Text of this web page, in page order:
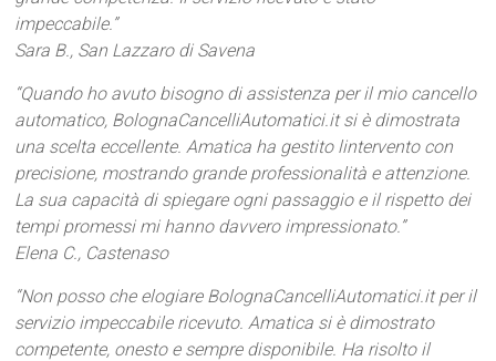
impeccabile.”
Sara B., San Lazzaro di Savena
“Quando ho avuto bisogno di assistenza per il mio cancello
automatico, BolognaCancelliAutomatici.it si è dimostrata
una scelta eccellente. Amatica ha gestito lintervento con
precisione, mostrando grande professionalità e attenzione.
La sua capacità di spiegare ogni passaggio e il rispetto dei
tempi promessi mi hanno davvero impressionato.”
Elena C., Castenaso
“Non posso che elogiare BolognaCancelliAutomatici.it per il
servizio impeccabile ricevuto. Amatica si è dimostrato
competente, onesto e sempre disponibile. Ha risolto il